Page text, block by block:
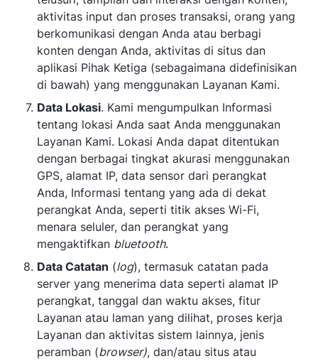
aktivitas input dan proses transaksi, orang yang
berkomunikasi dengan Anda atau berbagi
konten dengan Anda, aktivitas di situs dan
aplikasi Pihak Ketiga (sebagaimana didefinisikan
di bawah) yang menggunakan Layanan Kami.
Data Lokasi. Kami mengumpulkan Informasi
tentang lokasi Anda saat Anda menggunakan
Layanan Kami. Lokasi Anda dapat ditentukan
dengan berbagai tingkat akurasi menggunakan
GPS, alamat IP, data sensor dari perangkat
Anda, Informasi tentang yang ada di dekat
perangkat Anda, seperti titik akses Wi-Fi,
menara seluler, dan perangkat yang
mengaktifkan bluetooth.
Data Catatan (log), termasuk catatan pada
server yang menerima data seperti alamat IP
perangkat, tanggal dan waktu akses, fitur
Layanan atau laman yang dilihat, proses kerja
Layanan dan aktivitas sistem lainnya, jenis
peramban (browser), dan/atau situs atau